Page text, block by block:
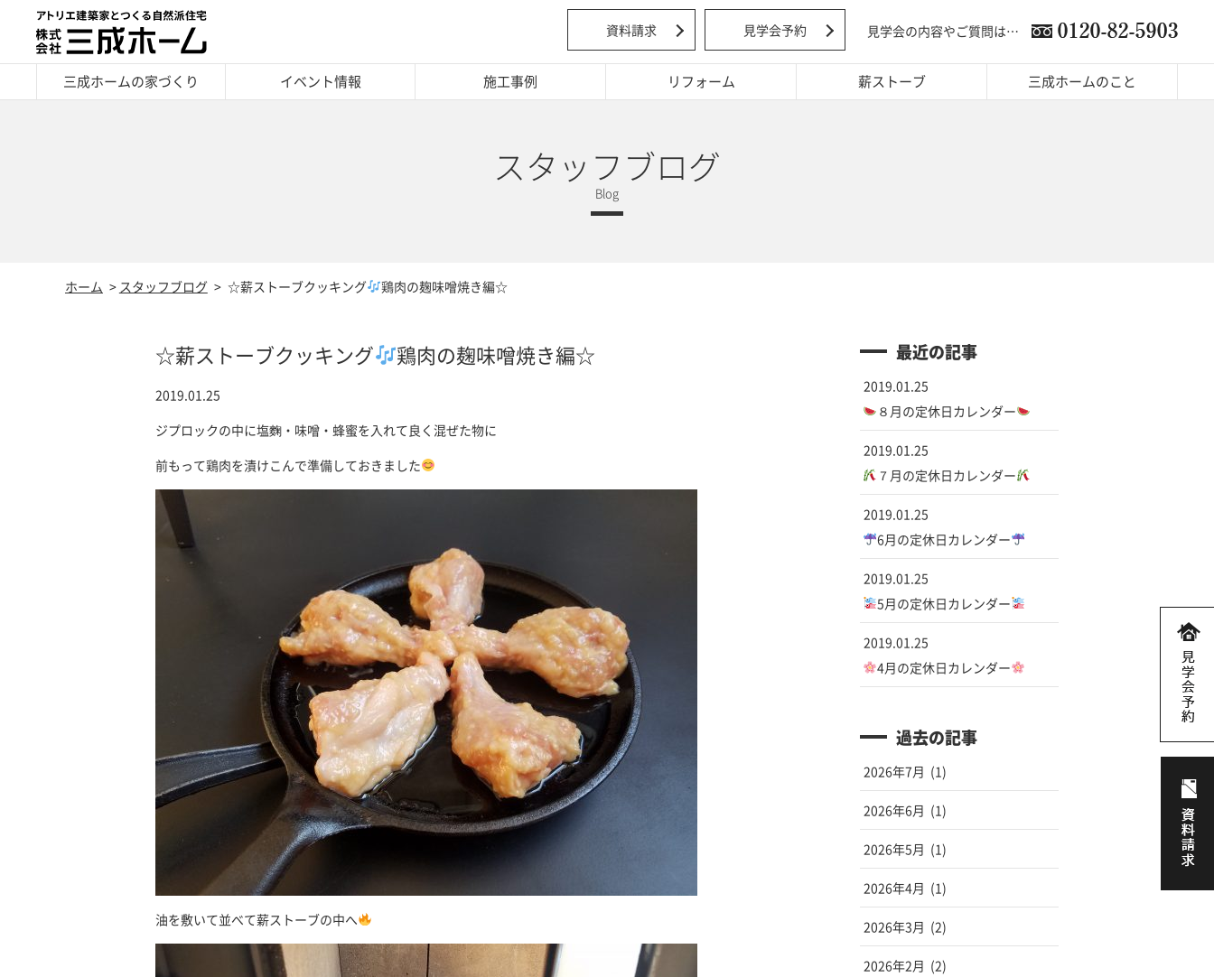
資料請求 見学会予約 見学会の内容やご質問は…
三成ホームの家づくり イベント情報 施工事例 リフォーム 薪ストーブ 三成ホームのこと
スタッフブログ
ホーム スタッフブログ ☆薪ストーブクッキング 鶏肉の麹味噌焼き編☆
☆薪ストーブクッキング 鶏肉の麹味噌焼き編☆
2019.01.25
ジプロックの中に塩麴・味噌・蜂蜜を入れて良く混ぜた物に
前もって鶏肉を漬けこんで準備しておきました
油を敷いて並べて薪ストーブの中へ
最近の記事
2019.01.25
８月の定休日カレンダー
2019.01.25
７月の定休日カレンダー
2019.01.25
6月の定休日カレンダー
2019.01.25
5月の定休日カレンダー
2019.01.25
4月の定休日カレンダー
過去の記事
2026年7月 (1)
2026年6月 (1)
2026年5月 (1)
2026年4月 (1)
2026年3月 (2)
2026年2月 (2)